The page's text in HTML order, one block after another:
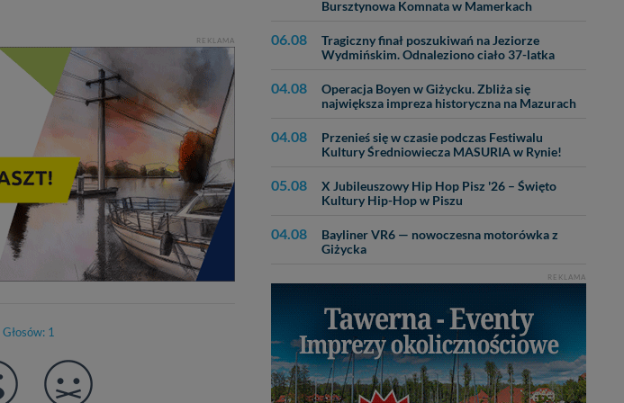
REKLAMA
Głosów: 1
Bursztynowa Komnata w Mamerkach
06.08
Tragiczny finał poszukiwań na Jeziorze
Wydmińskim. Odnaleziono ciało 37-latka
04.08
Operacja Boyen w Giżycku. Zbliża się
największa impreza historyczna na Mazurach
04.08
Przenieś się w czasie podczas Festiwalu
Kultury Średniowiecza MASURIA w Rynie!
05.08
X Jubileuszowy Hip Hop Pisz '26 – Święto
Kultury Hip-Hop w Piszu
04.08
Bayliner VR6 — nowoczesna motorówka z
Giżycka
REKLAMA